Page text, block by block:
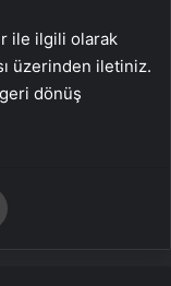
ile ilgili olarak
üzerinden iletiniz.
dönüş